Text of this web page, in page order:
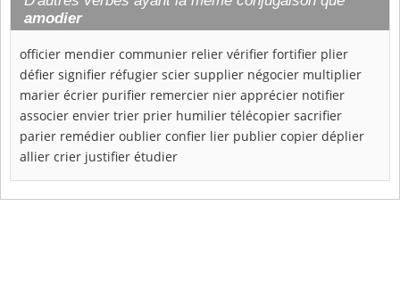
amodier
officier mendier communier relier vérifier fortifier plier
défier signifier réfugier scier supplier négocier multiplier
marier écrier purifier remercier nier apprécier notifier
associer envier trier prier humilier télécopier sacrifier
parier remédier oublier confier lier publier copier déplier
allier crier justifier étudier